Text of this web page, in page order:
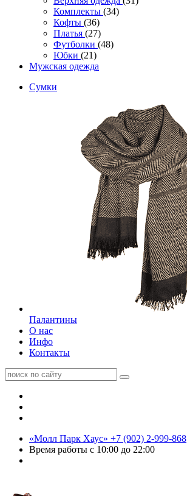
Комплекты (34)
Кофты (36)
Платья (27)
Футболки (48)
Юбки (21)
Мужская одежда
Сумки
Палантины
О нас
Инфо
Контакты
«Молл Парк Хаус» +7 (902) 2-999-868
Время работы с 10:00 до 22:00